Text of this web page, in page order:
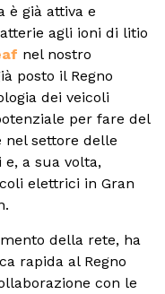
è già attiva e
agli ioni di litio
nel nostro
posto il Regno
dei veicoli
per fare del
nel settore delle
a sua volta,
elettrici in Gran
della rete, ha
rapida al Regno
con le